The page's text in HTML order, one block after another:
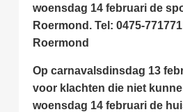
woensdag 14 februari de
Roermond. Tel: 0475-
Roermond
Op carnavalsdinsdag 13
voor klachten die niet
woensdag 14 februari de